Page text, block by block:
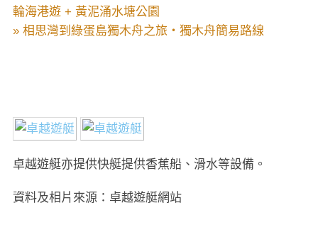
輪海港遊 + 黃泥涌水塘公園
» 相思灣到綠蛋島獨木舟之旅・獨木舟簡易路線
卓越遊艇亦提供快艇提供香蕉船、滑水等設備。
資料及相片來源：卓越遊艇網站